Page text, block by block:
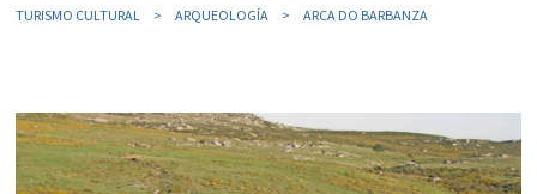
TURISMO CULTURAL ARQUEOLOGÍA ARCA DO BARBANZA